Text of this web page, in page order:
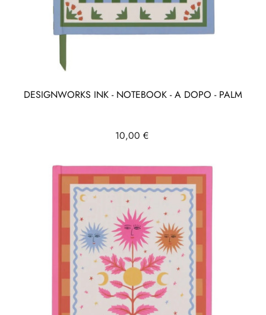
DESIGNWORKS INK - NOTEBOOK - A DOPO - PALM
Prix
10,00 €